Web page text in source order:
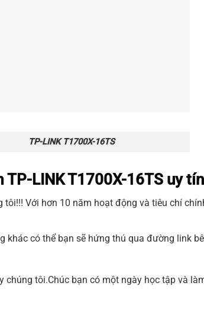
TP-LINK T1700X-16TS
LINK T1700X-16TS uy
tôi!!! Với hơn 10 năm hoạt động và tiêu chí
có thể bạn sẽ hứng thú qua đường link
tôi.Chúc bạn có một ngày học tập và